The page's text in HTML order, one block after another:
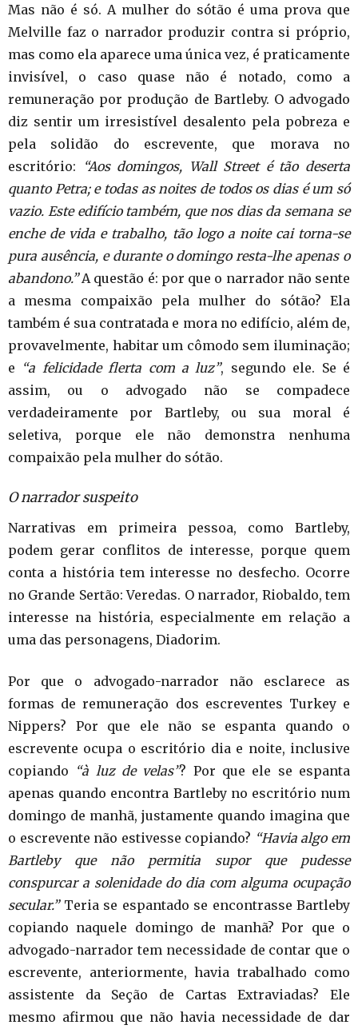
Mas não é só. A mulher do sótão é uma prova que
Melville faz o narrador produzir contra si próprio,
mas como ela aparece uma única vez, é praticamente
invisível, o caso quase não é notado, como a
remuneração por produção de Bartleby. O advogado
diz sentir um irresistível desalento pela pobreza e
pela solidão do escrevente, que morava no
escritório:
“Aos domingos, Wall Street é tão deserta
quanto Petra; e todas as noites de todos os dias é um só
vazio. Este edifício também, que nos dias da semana se
enche de vida e trabalho, tão logo a noite cai torna-se
pura ausência, e durante o domingo resta-lhe apenas o
abandono.”A questão é: por que o narrador não sente
a mesma compaixão pela mulher do sótão? Ela
também é sua contratada e mora no edifício, além de,
provavelmente, habitar um cômodo sem iluminação;
e “a felicidade flerta com a luz”, segundo ele. Se é
assim, ou o advogado não se compadece
verdadeiramente por Bartleby, ou sua moral é
seletiva, porque ele não demonstra nenhuma
compaixão pela mulher do sótão.
O narrador suspeito
Narrativas em primeira pessoa, como Bartleby,
podem gerar conflitos de interesse, porque quem
conta a história tem interesse no desfecho. Ocorre
no Grande Sertão: Veredas. O narrador, Riobaldo, tem
interesse na história, especialmente em relação a
uma das personagens, Diadorim.
Por que o advogado-narrador não esclarece as
formas de remuneração dos escreventes Turkey e
Nippers? Por que ele não se espanta quando o
escrevente ocupa o escritório dia e noite, inclusive
copiando “à luz de velas”? Por que ele se espanta
apenas quando encontra Bartleby no escritório num
domingo de manhã, justamente quando imagina que
o escrevente não estivesse copiando? “Havia algo em
Bartleby que não permitia supor que pudesse
conspurcar a solenidade do dia com alguma ocupação
secular.”Teria se espantado se encontrasse Bartleby
copiando naquele domingo de manhã? Por que o
advogado-narrador tem necessidade de contar que o
escrevente, anteriormente, havia trabalhado como
assistente da Seção de Cartas Extraviadas? Ele
mesmo afirmou que não havia necessidade de dar